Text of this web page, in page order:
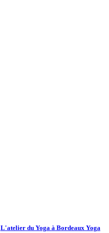
L'atelier du Yoga à Bordeaux Yoga